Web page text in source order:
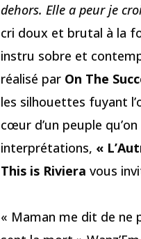
dehors. Elle a peur je
cri doux et brutal à la
instru sobre et
réalisé par On The
les silhouettes fuyant
cœur d’un peuple
interprétations, «
This is Riviera vous
« Maman me dit de ne